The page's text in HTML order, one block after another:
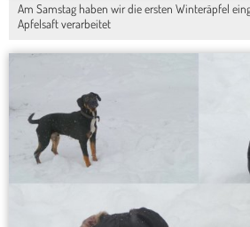
Am Samstag haben wir die ersten Winteräpfel
Apfelsaft verarbeitet